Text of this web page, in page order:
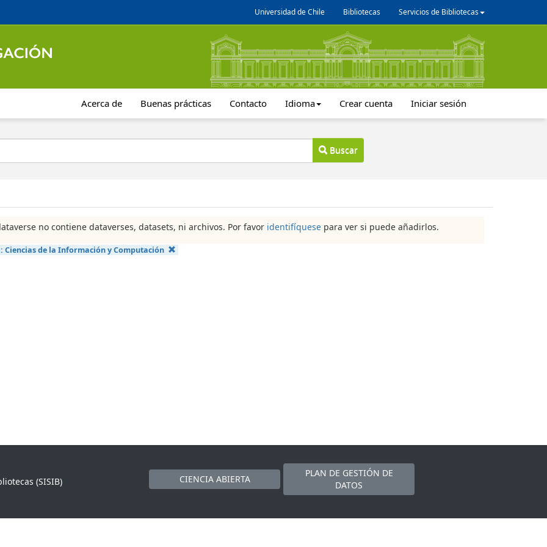
Universidad de Chile Bibliotecas Servicios de Bibliotecas
Acerca de Buenas prácticas Contacto Idioma Crear cuenta Iniciar sesión
Buscar
no contiene dataverses, datasets, ni archivos. Por favor identifíquese para ver si puede añadirlos.
Ciencias de la Información y Computación
(SISIB)
CIENCIA ABIERTA
PLAN DE GESTIÓN DE
DATOS